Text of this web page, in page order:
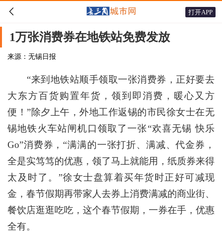
 打开APP
1万张消费券在地铁站免费发放
来源：无锡日报
“来到地铁站顺手领取一张消费券，正好要去
大东方百货购置年货，领到即消费，暖心又方
便！”除夕上午，外地工作返锡的市民徐女士在无
锡地铁火车站闸机口领取了一张“欢喜无锡 快乐
Go”消费券，“满满的一张打折、满减、代金券，
全是实笃笃的优惠，领了马上就能用，纸质券来得
太及时了。”徐女士盘算着买年货时正好可减现
金，春节假期再带家人去券上消费满减的商业街、
餐饮店逛逛吃吃，这个春节假期，一券在手，优惠
全有。